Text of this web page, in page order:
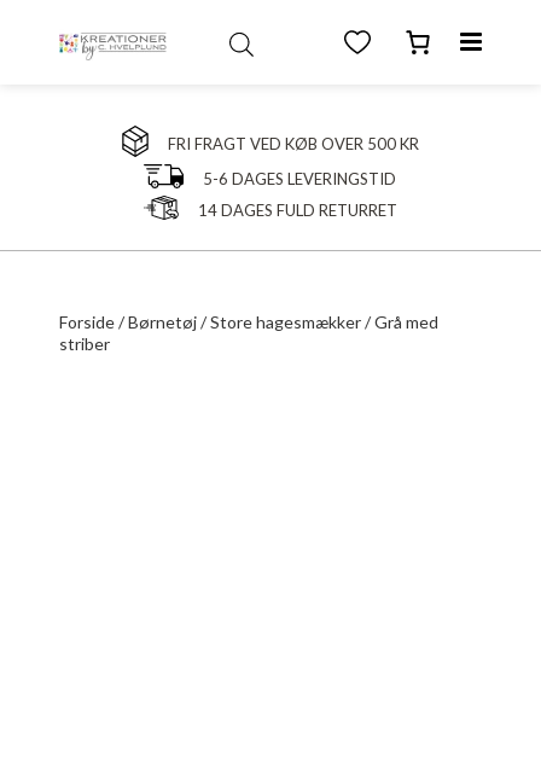
FRI FRAGT VED KØB OVER 500 KR
5-6 DAGES LEVERINGSTID
14 DAGES FULD RETURRET
Forside/Børnetøj/Store hagesmækker/ Grå med
striber